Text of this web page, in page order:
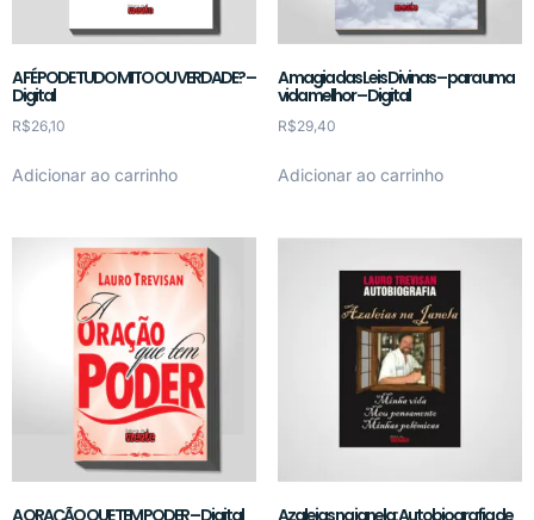
A FÉ PODE TUDO MITO OU VERDADE? –
Digital
R$26,10
Adicionar ao carrinho
A magia das Leis Divinas – para uma
vida melhor – Digital
R$29,40
Adicionar ao carrinho